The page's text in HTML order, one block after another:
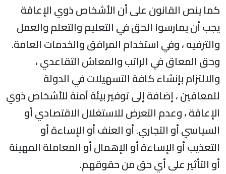
كما ينص القانون على أن الأشخاص ذوي الإعاقة
يجب أن يمارسوا الحق في التعليم والتعلم والعمل
والترفيه ، وفي استخدام المرافق والخدمات العامة.
وحق المعاق في الراتب والمعاش التقاعدي ،
والالتزام بإنشاء كافة التسهيلات في الدولة
للمعاقين ، إضافة إلى توفير بيئة آمنة للأشخاص ذوي
الإعاقة ، وعدم التعرض للاستغلال الاقتصادي أو
السياسي أو التجاري. أو العنف أو الإساءة أو
التعذيب أو الإساءة أو الإهمال أو المعاملة المهينة
أو التأثير على أي حق من حقوقهم.